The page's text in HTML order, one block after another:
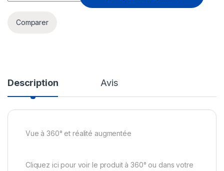
Comparer
Description Avis
Vue à 360° et réalité augmentée
Cliquez ici pour voir le produit à 360° ou dans votre